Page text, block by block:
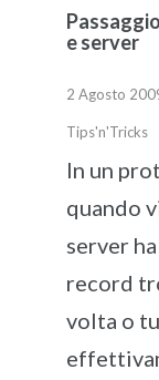
e server
2 Agosto
Tips'n'Tricks
In un
quando
server
record
volta o